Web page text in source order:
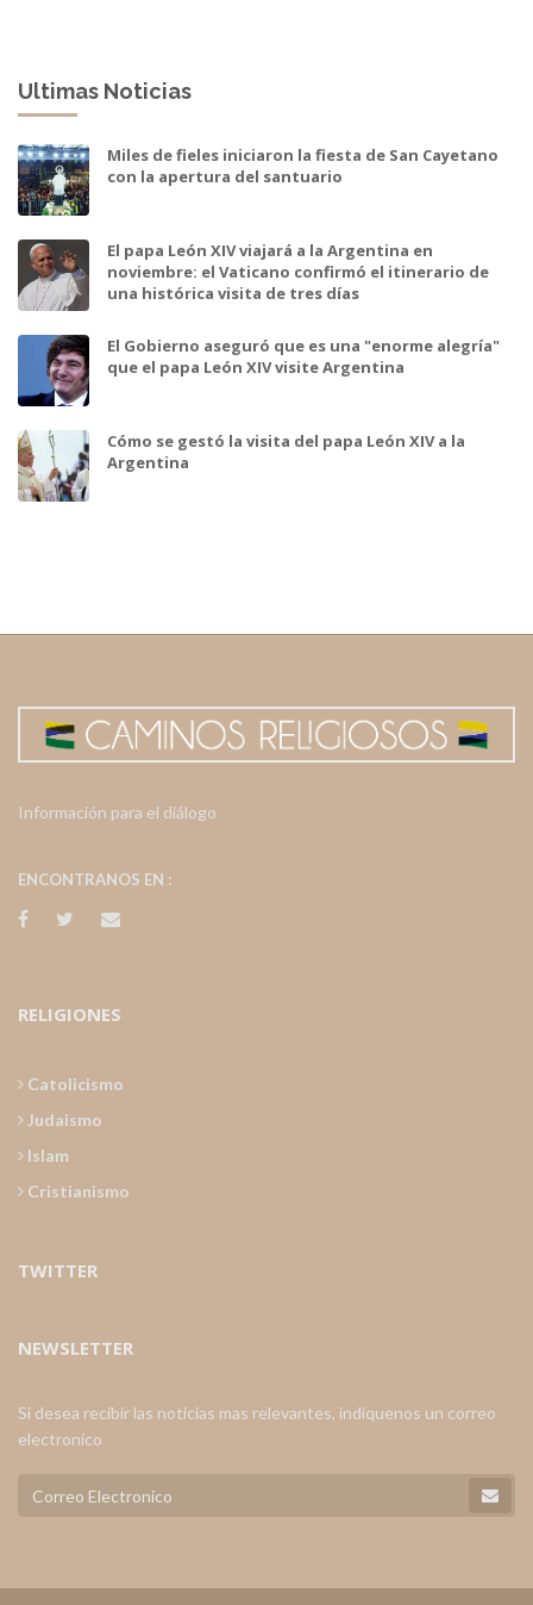
Ultimas Noticias
Miles de fieles iniciaron la fiesta de San Cayetano
con la apertura del santuario
El papa León XIV viajará a la Argentina en
noviembre: el Vaticano confirmó el itinerario de
una histórica visita de tres días
El Gobierno aseguró que es una "enorme alegría"
que el papa León XIV visite Argentina
Cómo se gestó la visita del papa León XIV a la
Argentina
Información para el diálogo
ENCONTRANOS EN :
RELIGIONES
Catolicismo
Judaismo
Islam
Cristianismo
TWITTER
NEWSLETTER
Si desea recibir las noticias mas relevantes, indiquenos un correo
electronico